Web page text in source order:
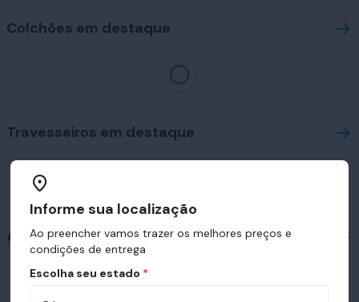
Colchões em destaque
Travesseiros em destaque
Acessórios
Informe sua localização
Ao preencher vamos trazer os melhores preços e
condições de entrega
Escolha seu estado *